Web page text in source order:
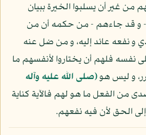
من غير أن يسلبوا الخيرة ببيان
و قد جاءهم - من حكمه أن من
و نفعه عائد إليه، و من ضل عنه
نفسه فلهم أن يختاروا لأنفسهم ما
و ليس هو(صلى الله عليه وآله
من الفعل ما هو لهم فالآية كناية
الحق لأن فيه نفعهم.